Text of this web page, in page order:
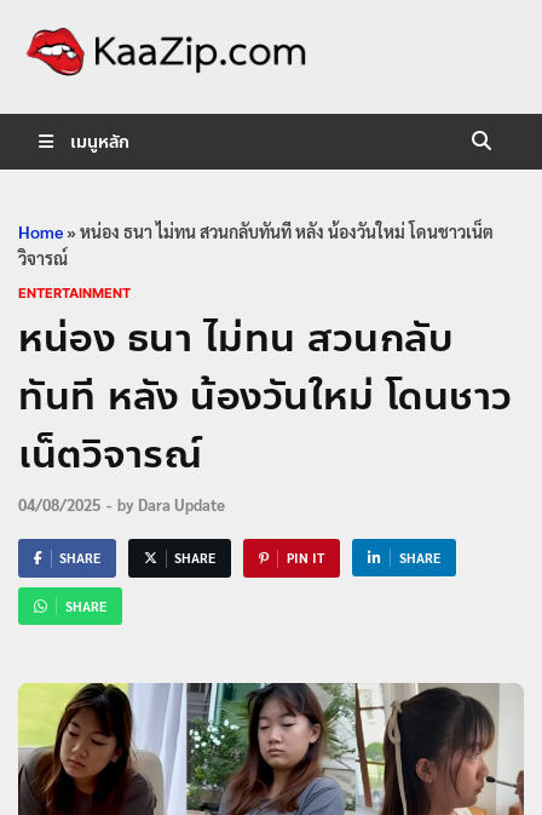
เมนูหลัก
Home»หน่อง ธนา ไม่ทน สวนกลับทันที หลัง น้องวันใหม่ โดนชาวเน็ต
วิจารณ์
ENTERTAINMENT
หน่อง ธนา ไม่ทน สวนกลับ
ทันที หลัง น้องวันใหม่ โดนชาว
เน็ตวิจารณ์
04/08/2025 - by Dara Update
SHARE SHARE PIN IT SHARE
SHARE